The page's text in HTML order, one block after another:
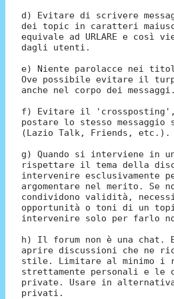
d) Evitare di scrivere
dei topic in caratteri
equivale ad URLARE e così
dagli utenti.
e) Niente parolacce nei
Ove possibile evitare il
anche nel corpo dei messaggi.
f) Evitare il 'crossposting',
postare lo stesso messaggio
(Lazio Talk, Friends, etc.).
g) Quando si interviene in
rispettare il tema della
intervenire esclusivamente
argomentare nel merito. Se
condividono validità,
opportunità o toni di un
intervenire solo per farlo
h) Il forum non è una chat.
aprire discussioni che ne
stile. Limitare al minimo i
strettamente personali e le
private. Usare in alternativa
privati.